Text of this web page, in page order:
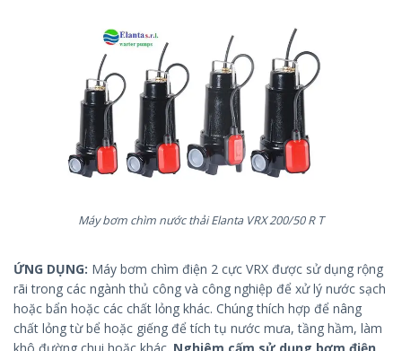
Máy bơm chìm nước thải Elanta VRX 200/50 R T
ỨNG DỤNG: Máy bơm chìm điện 2 cực VRX được sử dụng rộng
rãi trong các ngành thủ công và công nghiệp để xử lý nước sạch
hoặc bẩn hoặc các chất lỏng khác. Chúng thích hợp để nâng
chất lỏng từ bể hoặc giếng để tích tụ nước mưa, tầng hầm, làm